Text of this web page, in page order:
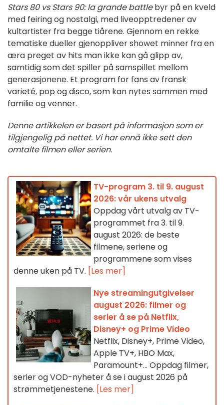
Stars 80 vs Stars 90: la grande battlebyr på en kveld
med feiring og nostalgi, med liveopptredener av
kultartister fra begge tiårene. Gjennom en rekke
tematiske dueller gjenoppliver showet minner fra en
æra preget av hits man ikke kan gå glipp av,
samtidig som det spiller på samspillet mellom
generasjonene. Et program for fans av fransk
varieté, pop og disco, som kan nytes sammen med
familie og venner.
Denne artikkelen er basert på informasjon som er
tilgjengelig på nettet. Vi har ennå ikke sett den
omtalte filmen eller serien.
TV-program 3. til 9. august
2026: vår ukens utvalg
Oppdag vårt utvalg av TV-
programmet fra 3. til 9.
august 2026: de beste
filmene, seriene og
programmene som vises
denne uken på TV. [Les mer]
Nye streamingutgivelser
august 2026: filmer og
serier å se på Netflix,
Disney+ og Prime Video
Netflix, Disney+, Prime Video,
Apple TV+, HBO Max,
Paramount+… Oppdag filmer,
serier og VOD-nyheter å se i august 2026 på
strømmetjenestene. [Les mer]